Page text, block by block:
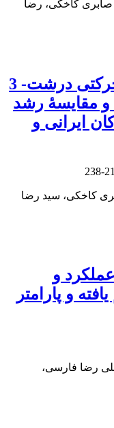
صابری کاخکی، رضا
روایی و پایایی آزمون رشد حرکتی درشت- 3
و مقایسۀ رشد
ایرانی و
کاخکی، سید رضا
و
و پارامتر
رضا فارسی،